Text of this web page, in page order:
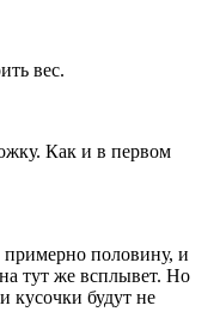
вес.
Как и в первом
половину, и
тут же всплывет. Но
кусочки будут не